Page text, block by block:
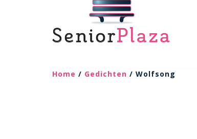
Home / Gedichten / Wolfsong